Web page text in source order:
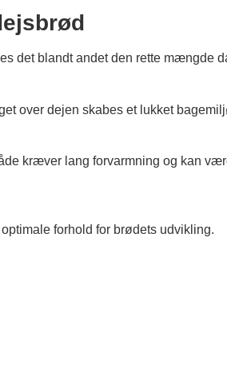
det blandt andet den rette
over dejen skabes et lukket
kræver lang forvarmning og kan
forhold for brødets udvikling.